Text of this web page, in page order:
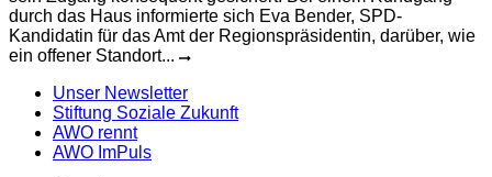
durch das Haus informierte sich Eva Bender, SPD-
Kandidatin für das Amt der Regionspräsidentin, darüber, wie
ein offener Standort...
Unser Newsletter
Stiftung Soziale Zukunft
AWO rennt
AWO ImPuls